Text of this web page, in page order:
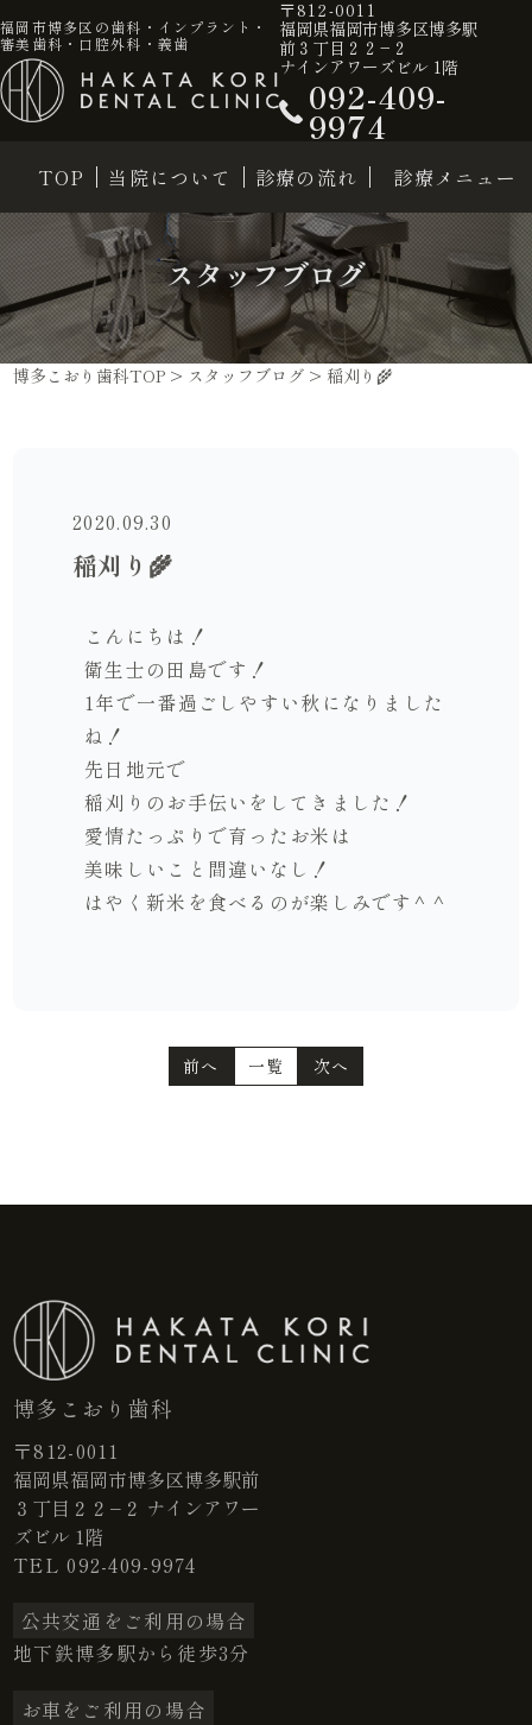
福岡市博多区の歯科・インプラント・
審美歯科・口腔外科・義歯
〒812-0011
福岡県福岡市博多区博多駅
前３丁目２２−２
ナインアワーズビル 1階
092-409-
9974
TOP 当院について 診療の流れ 診療メニュー
スタッフブログ
博多こおり歯科TOP > スタッフブログ > 稲刈り🌾
2020.09.30
稲刈り🌾
こんにちは！
衛生士の田島です！
1年で一番過ごしやすい秋になりました
ね！
先日地元で
稲刈りのお手伝いをしてきました！
愛情たっぷりで育ったお米は
美味しいこと間違いなし！
はやく新米を食べるのが楽しみです^ ^
前へ 一覧 次へ
博多こおり歯科
〒812-0011
福岡県福岡市博多区博多駅前
３丁目２２−２ ナインアワー
ズビル 1階
TEL092-409-9974
公共交通をご利用の場合
地下鉄博多駅から徒歩3分
お車をご利用の場合